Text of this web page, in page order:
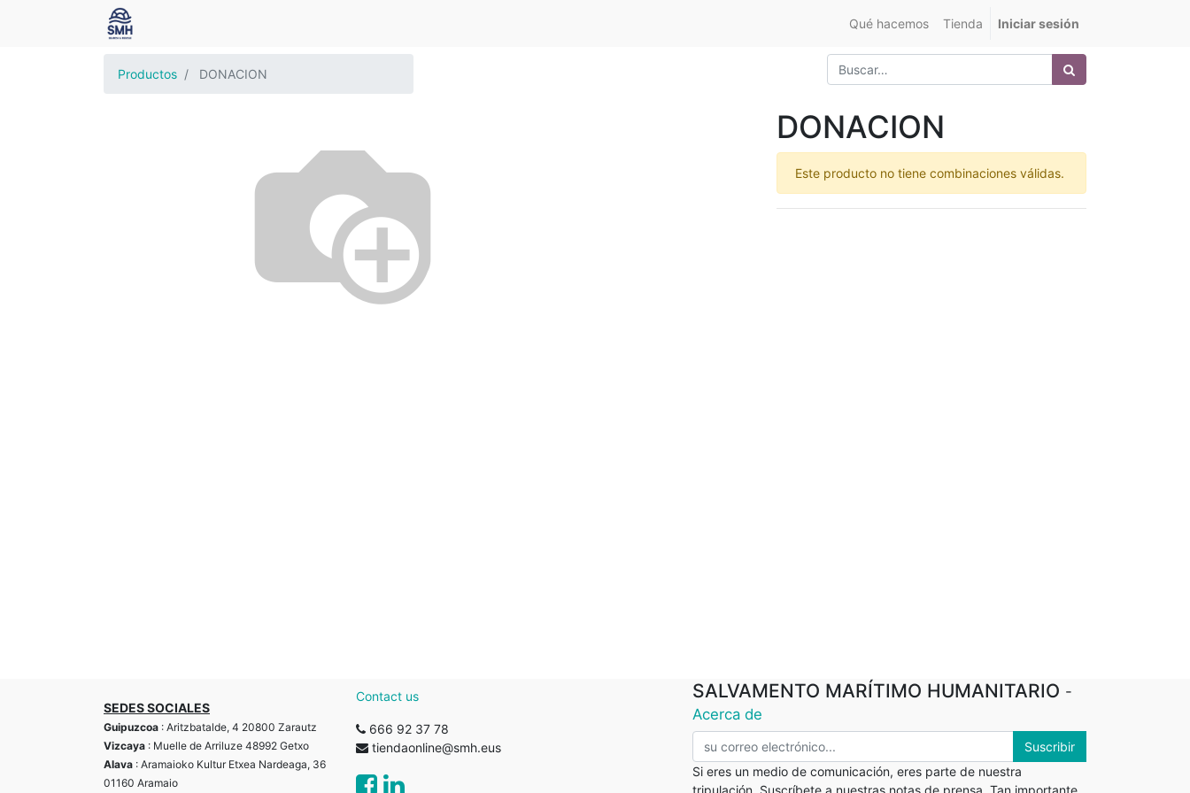
Qué hacemos Tienda Iniciar sesión
Productos DONACION
DONACION
Este producto no tiene combinaciones válidas.
SEDES SOCIALES
Guipuzcoa : Aritzbatalde, 4 20800 Zarautz
Vizcaya : Muelle de Arriluze 48992 Getxo
Alava : Aramaioko Kultur Etxea Nardeaga, 36
01160 Aramaio
Contact us
666 92 37 78
tiendaonline@smh.eus
SALVAMENTO MARÍTIMO HUMANITARIO -
Acerca de
Suscribir
Si eres un medio de comunicación, eres parte de nuestra
tripulación. Suscríbete a nuestras notas de prensa. Tan importante